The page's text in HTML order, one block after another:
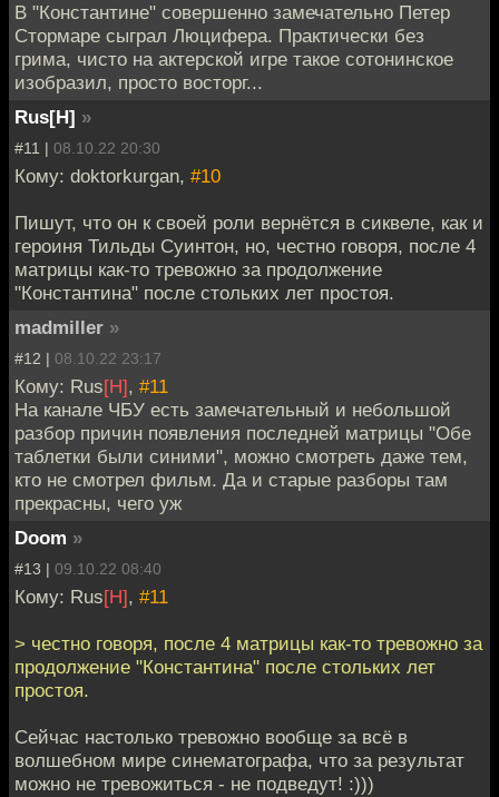
В "Константине" совершенно замечательно Петер
Стормаре сыграл Люцифера. Практически без
грима, чисто на актерской игре такое сотонинское
изобразил, просто восторг...
Rus[H] »
#11 | 08.10.22 20:30
Кому: doktorkurgan, #10
Пишут, что он к своей роли вернётся в сиквеле, как и
героиня Тильды Суинтон, но, честно говоря, после 4
матрицы как-то тревожно за продолжение
"Константина" после стольких лет простоя.
madmiller »
#12 | 08.10.22 23:17
Кому: Rus[H], #11
На канале ЧБУ есть замечательный и небольшой
разбор причин появления последней матрицы "Обе
таблетки были синими", можно смотреть даже тем,
кто не смотрел фильм. Да и старые разборы там
прекрасны, чего уж
Doom »
#13 | 09.10.22 08:40
Кому: Rus[H], #11
> честно говоря, после 4 матрицы как-то тревожно за
продолжение "Константина" после стольких лет
простоя.
Сейчас настолько тревожно вообще за всё в
волшебном мире синематографа, что за результат
можно не тревожиться - не подведут! :)))